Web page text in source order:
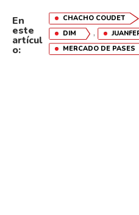
En
este
artícul
o:
CHACHO COUDET
DIM ,
MERCADO DE PASES